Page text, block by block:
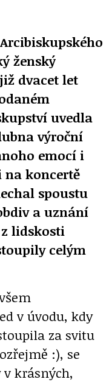
ženský
dvacet let
uvedla
výroční
emocí i
na koncertě
spoustu
a uznání
lidskosti
celým
v úvodu, kdy
za svitu
:), se
v krásných,